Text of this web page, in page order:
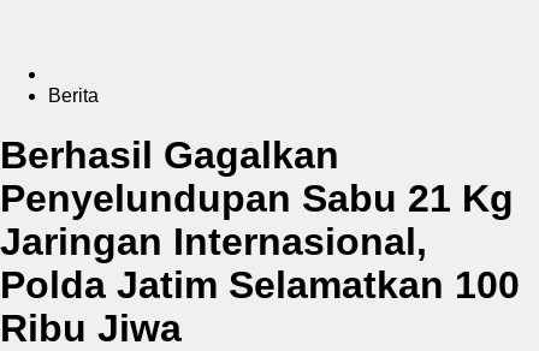
Berita
Berhasil Gagalkan
Penyelundupan Sabu 21 Kg
Jaringan Internasional,
Polda Jatim Selamatkan 100
Ribu Jiwa